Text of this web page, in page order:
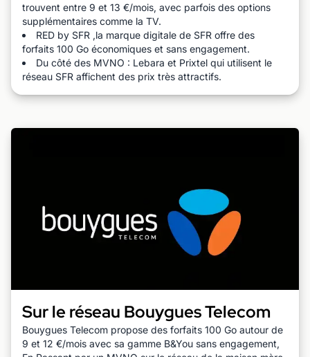
trouvent entre 9 et 13 €/mois, avec parfois des options
supplémentaires comme la TV.
RED by SFR ,la marque digitale de SFR offre des
forfaits 100 Go économiques et sans engagement.
Du côté des MVNO : Lebara et Prixtel qui utilisent le
réseau SFR affichent des prix très attractifs.
Sur le réseau Bouygues Telecom
Bouygues Telecom propose des forfaits 100 Go autour de
9 et 12 €/mois avec sa gamme B&You sans engagement,